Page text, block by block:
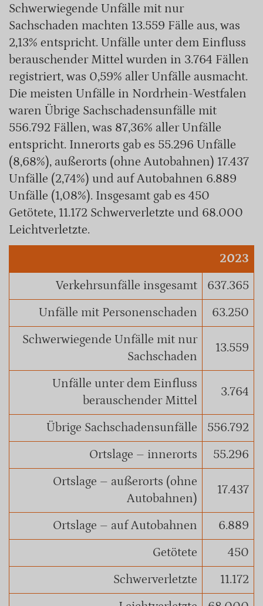
Schwerwiegende Unfälle mit nur
Sachschaden machten 13.559 Fälle aus, was
2,13% entspricht. Unfälle unter dem Einfluss
berauschender Mittel wurden in 3.764 Fällen
registriert, was 0,59% aller Unfälle ausmacht.
Die meisten Unfälle in Nordrhein-Westfalen
waren Übrige Sachschadensunfälle mit
556.792 Fällen, was 87,36% aller Unfälle
entspricht. Innerorts gab es 55.296 Unfälle
(8,68%), außerorts (ohne Autobahnen) 17.437
Unfälle (2,74%) und auf Autobahnen 6.889
Unfälle (1,08%). Insgesamt gab es 450
Getötete, 11.172 Schwerverletzte und 68.000
Leichtverletzte.
2023
Verkehrsunfälle insgesamt
637.365
Unfälle mit Personenschaden
63.250
Schwerwiegende Unfälle mit nur
Sachschaden
13.559
Unfälle unter dem Einfluss
berauschender Mittel
3.764
Übrige Sachschadensunfälle
556.792
Ortslage – innerorts
55.296
Ortslage – außerorts (ohne
Autobahnen)
17.437
Ortslage – auf Autobahnen
6.889
Getötete
450
Schwerverletzte
11.172